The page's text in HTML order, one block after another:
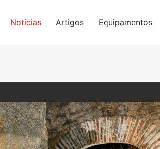
Notícias Artigos Equipamentos